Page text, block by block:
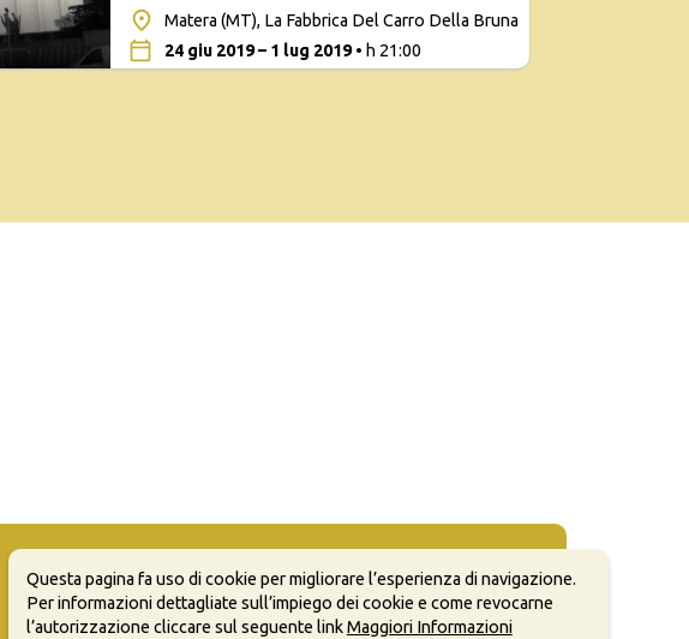
Matera (MT), La Fabbrica Del Carro Della Bruna
24 giu 2019 – 1 lug 2019• h 21:00
Questa pagina fa uso di cookie per migliorare l’esperienza di navigazione.
Per informazioni dettagliate sull’impiego dei cookie e come revocarne
l’autorizzazione cliccare sul seguente linkMaggiori Informazioni